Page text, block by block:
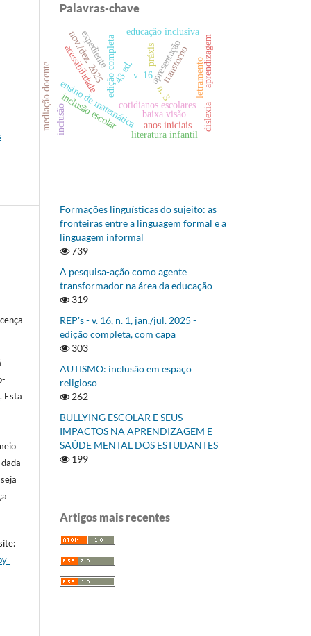
. Esta
Palavras-chave
edição completa v. 16
n. 3
nov./dez. 2025 43 ed.
expediente apresentação
ensino de matemáticacotidianos escolares
mediação docente
educação inclusiva
inclusão escolar baixa visão
literatura infantil
inclusão
letramento
anos iniciais
práxis
dislexia
transtorno
acessibilidade aprendizagem
Formações linguísticas do sujeito: as
fronteiras entre a linguagem formal e a
linguagem informal
739
A pesquisa-ação como agente
transformador na área da educação
319
REP's - v. 16, n. 1, jan./jul. 2025 -
edição completa, com capa
303
AUTISMO: inclusão em espaço
religioso
262
BULLYING ESCOLAR E SEUS
IMPACTOS NA APRENDIZAGEM E
SAÚDE MENTAL DOS ESTUDANTES
199
Artigos mais recentes